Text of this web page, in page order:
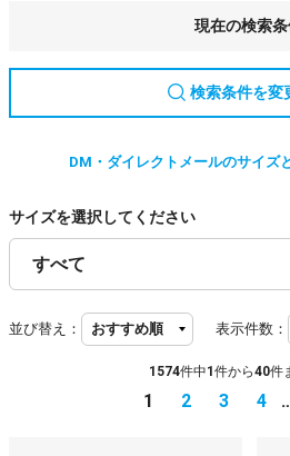
現在の検索
検索条件を変
DM・ダイレクトメールのサイズ
サイズを選択してください
並び替え： 表示件数：
1574件中1 件から40件
1 2 3 4